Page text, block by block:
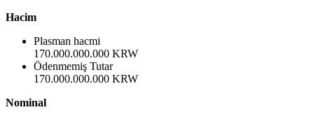
Hacim
Plasman hacmi
170.000.000.000 KRW
Ödenmemiş Tutar
170.000.000.000 KRW
Nominal